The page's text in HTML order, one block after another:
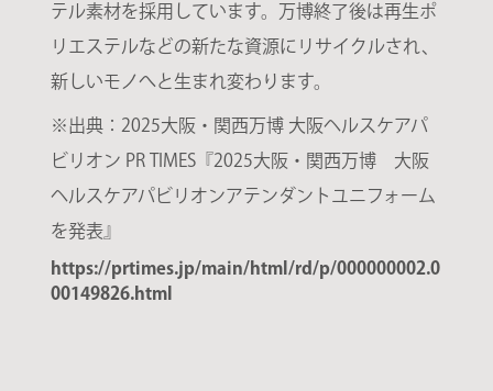
テル素材を採用しています。万博終了後は再生ポ
リエステルなどの新たな資源にリサイクルされ、
新しいモノへと生まれ変わります。
※出典：2025大阪・関西万博 大阪ヘルスケアパ
ビリオン PR TIMES『2025大阪・関西万博 大阪
ヘルスケアパビリオンアテンダントユニフォーム
を発表』
https://prtimes.jp/main/html/rd/p/000000002.0
00149826.html